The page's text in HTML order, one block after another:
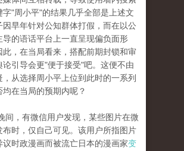
字"周小平"的结果几乎全部是上述文
因早年针对公知群体打假，而在以公
导的语话平台上一直呈现偏负面形
此，在当局看来，搭配前期封锁和审
论引导会更"便于接受"吧。这便不由
，从选择周小平上位到此时的一系列
均在当局的预期内呢？
间，有微信用户发现，某些图片在微
布时，仅自己可见。该用户所指图片
议时政漫画而被流亡日本的漫画家变